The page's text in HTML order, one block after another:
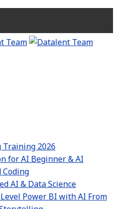
Training 2026
for AI Beginner & AI
Coding
AI & Data Science
Power BI with AI From